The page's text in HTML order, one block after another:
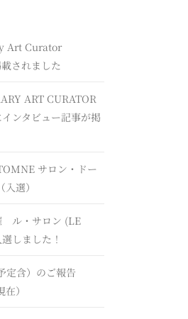
Art Curator
されました
ART CURATOR
ンタビュー記事が掲
サロン・ドー
選）
ル・サロン (LE
しました！
定含）のご報告
）